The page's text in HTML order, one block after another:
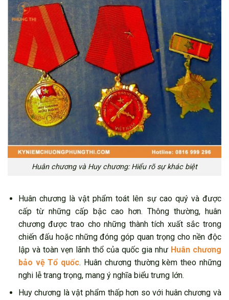
Huân chương và Huy chương: Hiểu rõ sự khác biệt
Huân chương là vật phẩm toát lên sự cao quý và được
cấp từ những cấp bậc cao hơn. Thông thường, huân
chương được trao cho những thành tích xuất sắc trong
chiến đấu hoặc những đóng góp quan trọng cho nền độc
lập và toàn vẹn lãnh thổ của quốc gia như Huân chương
bảo vệ Tổ quốc. Huân chương thường kèm theo những
nghi lễ trang trọng, mang ý nghĩa biểu trưng lớn.
Huy chương là vật phẩm thấp hơn so với huân chương và